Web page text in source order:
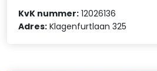
KvK nummer: 12026136
Adres: Klagenfurtlaan 325